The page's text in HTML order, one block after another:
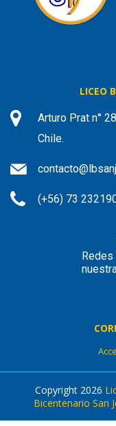
LICEO
Arturo Prat n°
Chile.
(+56) 73
Copyright 2026
Bicentenario San